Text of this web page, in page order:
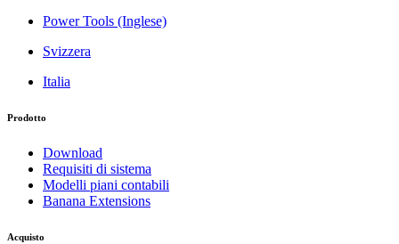
Power Tools (Inglese)
Svizzera
Italia
Prodotto
Download
Requisiti di sistema
Modelli piani contabili
Banana Extensions
Acquisto